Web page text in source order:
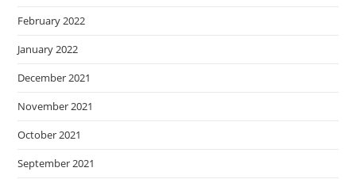
February 2022
January 2022
December 2021
November 2021
October 2021
September 2021